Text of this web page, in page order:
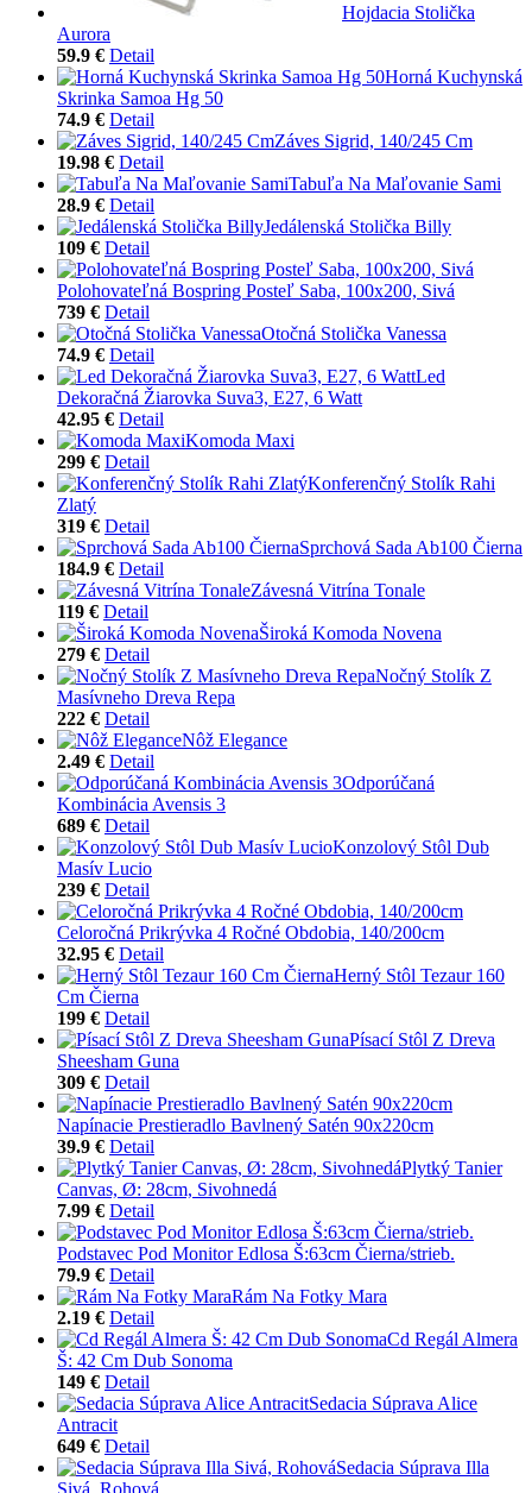
Hojdacia Stolička
Aurora
59.9 € Detail
Horná Kuchynská
Skrinka Samoa Hg 50
74.9 € Detail
Záves Sigrid, 140/245 Cm
19.98 € Detail
Tabuľa Na Maľovanie Sami
28.9 € Detail
Jedálenská Stolička Billy
109 € Detail
Polohovateľná Bospring Posteľ Saba, 100x200, Sivá
739 € Detail
Otočná Stolička Vanessa
74.9 € Detail
Led
Dekoračná Žiarovka Suva3, E27, 6 Watt
42.95 € Detail
Komoda Maxi
299 € Detail
Konferenčný Stolík Rahi
Zlatý
319 € Detail
Sprchová Sada Ab100 Čierna
184.9 € Detail
Závesná Vitrína Tonale
119 € Detail
Široká Komoda Novena
279 € Detail
Nočný Stolík Z
Masívneho Dreva Repa
222 € Detail
Nôž Elegance
2.49 € Detail
Odporúčaná
Kombinácia Avensis 3
689 € Detail
Konzolový Stôl Dub
Masív Lucio
239 € Detail
Celoročná Prikrývka 4 Ročné Obdobia, 140/200cm
32.95 € Detail
Herný Stôl Tezaur 160
Cm Čierna
199 € Detail
Písací Stôl Z Dreva
Sheesham Guna
309 € Detail
Napínacie Prestieradlo Bavlnený Satén 90x220cm
39.9 € Detail
Plytký Tanier
Canvas, Ø: 28cm, Sivohnedá
7.99 € Detail
Podstavec Pod Monitor Edlosa Š:63cm Čierna/strieb.
79.9 € Detail
Rám Na Fotky Mara
2.19 € Detail
Cd Regál Almera
Š: 42 Cm Dub Sonoma
149 € Detail
Sedacia Súprava Alice
Antracit
649 € Detail
Sedacia Súprava Illa
Sivá, Rohová